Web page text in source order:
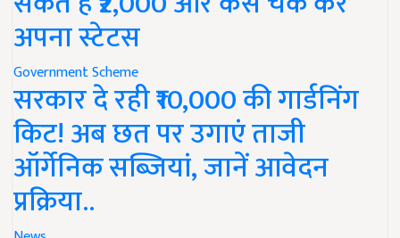
अपना स्टेटस
Government Scheme
सरकार दे रही ₹10,000 की गार्डनिंग
किट! अब छत पर उगाएं ताजी
ऑर्गेनिक सब्जियां, जानें आवेदन
प्रक्रिया..